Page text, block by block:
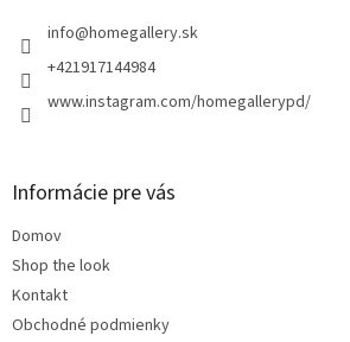
info@homegallery.sk
+421917144984
www.instagram.com/homegallerypd/
Informácie pre vás
Domov
Shop the look
Kontakt
Obchodné podmienky